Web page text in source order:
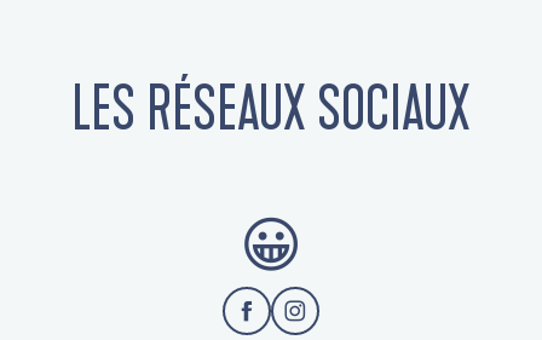
LES RÉSEAUX SOCIAUX
😀​